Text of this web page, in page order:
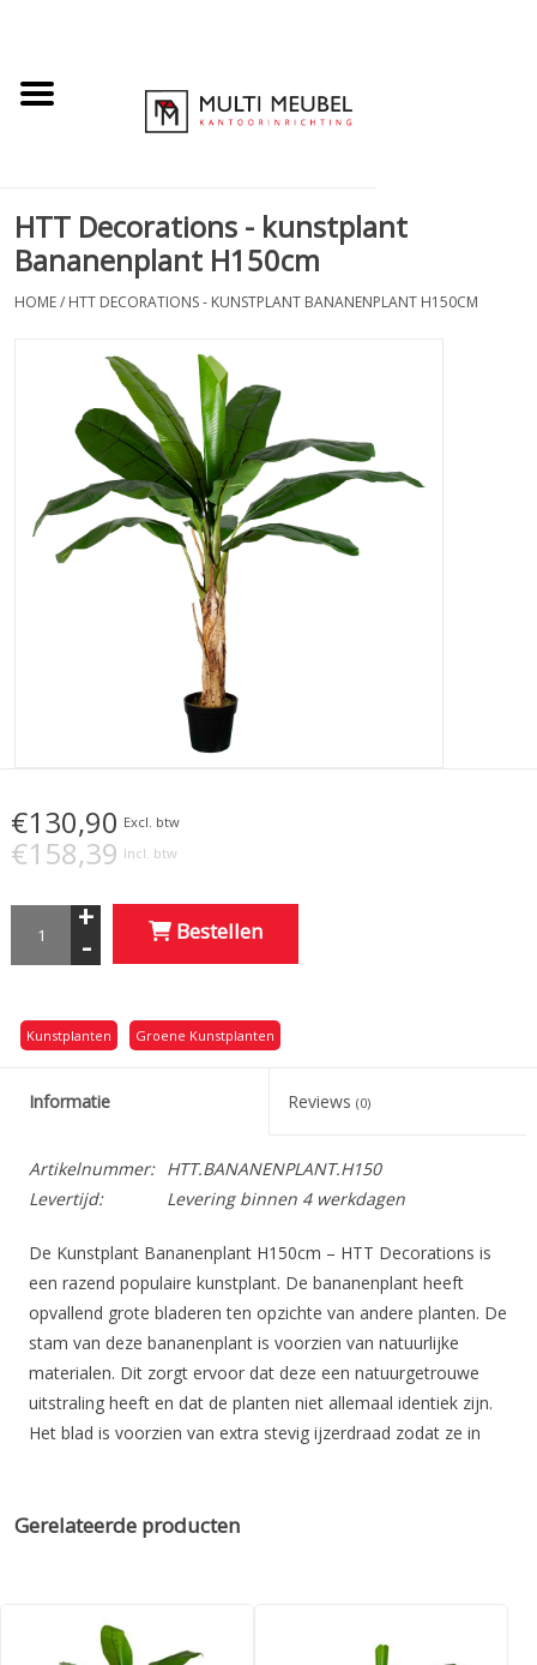
HTT Decorations - kunstplant
Bananenplant H150cm
HOME/ HTT DECORATIONS - KUNSTPLANT BANANENPLANT H150CM
€130,90 Excl. btw
€158,39 Incl. btw
+
- Bestellen
Kunstplanten Groene Kunstplanten
Informatie Reviews (0)
Artikelnummer: HTT.BANANENPLANT.H150
Levertijd:
Levering binnen 4 werkdagen
De Kunstplant Bananenplant H150cm – HTT Decorations is
een razend populaire kunstplant. De bananenplant heeft
opvallend grote bladeren ten opzichte van andere planten. De
stam van deze bananenplant is voorzien van natuurlijke
materialen. Dit zorgt ervoor dat deze een natuurgetrouwe
uitstraling heeft en dat de planten niet allemaal identiek zijn.
Het blad is voorzien van extra stevig ijzerdraad zodat ze in
‘echtheid’ van deze kunstplant.
Specificaties:
Hoogte totaal: 150 cm
Gerelateerde producten